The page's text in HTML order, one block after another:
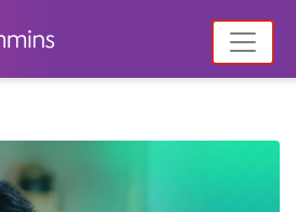
Posts tagged "direção financeira"